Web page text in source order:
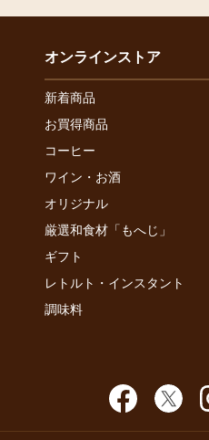
オンラインストア
新着商品
お買得商品
コーヒー
ワイン・お酒
オリジナル
厳選和食材「もへじ」
ギフト
レトルト・インスタント
調味料